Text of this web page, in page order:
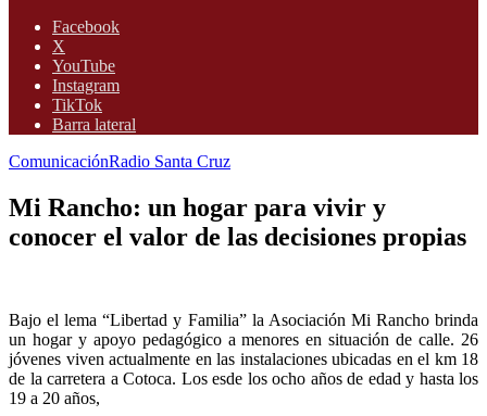
Facebook
X
YouTube
Instagram
TikTok
Barra lateral
ComunicaciónRadio Santa Cruz
Mi Rancho: un hogar para vivir y
conocer el valor de las decisiones propias
Bajo el lema “Libertad y Familia” la Asociación Mi Rancho brinda
un hogar y apoyo pedagógico a menores en situación de calle. 26
jóvenes viven actualmente en las instalaciones ubicadas en el km 18
de la carretera a Cotoca. Los esde los ocho años de edad y hasta los
19 a 20 años,